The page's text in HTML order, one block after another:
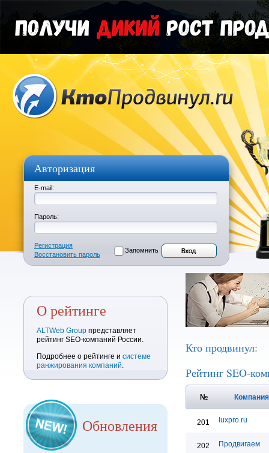
Авторизация
E-mail:
Пароль:
Регистрация
Восстановить пароль
Запомнить
О рейтинге
ALTWeb Group представляет
рейтинг SEO-компаний России.
Подробнее о рейтинге и системе
ранжирования компаний.
Обновления
Кто продвинул:
Рейтинг SEO-
№
201 luxpro.ru
202 Продвигаем